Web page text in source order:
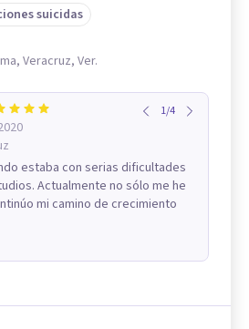
suicidas
Veracruz, Ver.
1/4
estaba con serias dificultades
Actualmente no sólo me he
mi camino de crecimiento